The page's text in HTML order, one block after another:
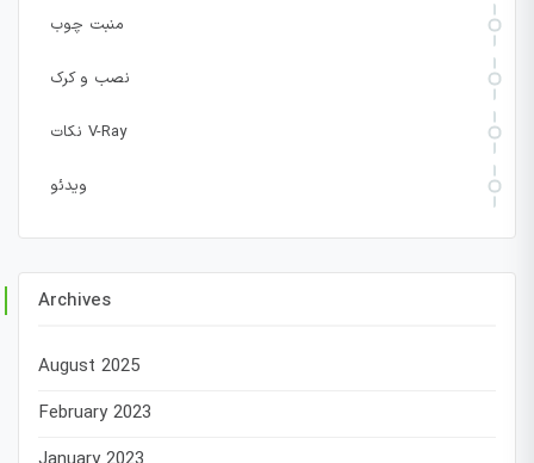
منبت چوب
نصب و کرک
نکات V-Ray
ویدئو
Archives
August 2025
February 2023